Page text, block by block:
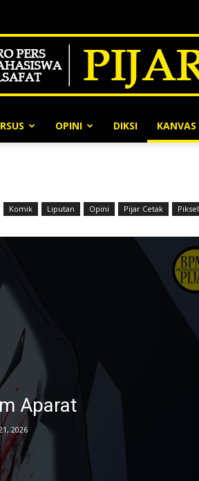
BPMF
OPINI DIKSI KANVAS
Komik Liputan Opini Pijar Cetak Piksel
Aparat
2026